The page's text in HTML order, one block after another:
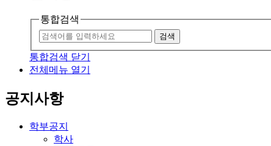
통합검색
검색
통합검색 닫기
전체메뉴 열기
공지사항
학부공지
학사